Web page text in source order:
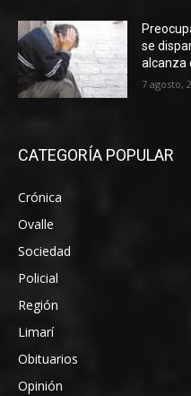
se
alcanza
7 agosto,
CATEGORÍA POPULAR
Crónica
Ovalle
Sociedad
Policial
Región
Limarí
Obituarios
Opinión